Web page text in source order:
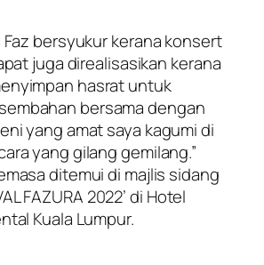
Faz bersyukur kerana konsert
juga direalisasikan kerana
hasrat untuk
bersama dengan
yang amat saya kagumi di
yang gilang gemilang.”
ditemui di majlis sidang
FAZURA 2022’ di Hotel
Kuala Lumpur.